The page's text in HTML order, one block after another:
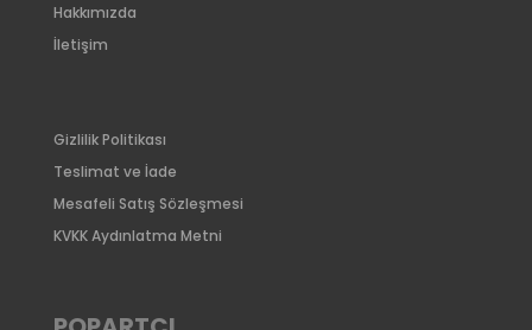
Hakkımızda
İletişim
Gizlilik Politikası
Teslimat ve İade
Mesafeli Satış Sözleşmesi
KVKK Aydınlatma Metni